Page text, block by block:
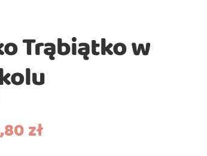
Trąbiątko w
zł